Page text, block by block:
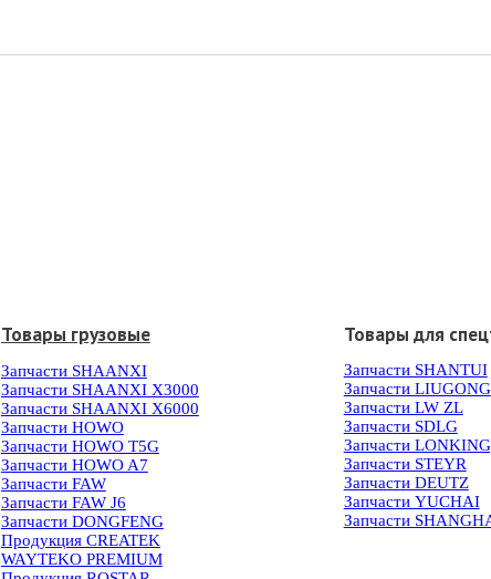
Товары грузовые
Запчасти SHAANXI
Запчасти SHAANXI X3000
Запчасти SHAANXI X6000
Запчасти HOWO
Запчасти HOWO T5G
Запчасти HOWO A7
Запчасти FAW
Запчасти FAW J6
Запчасти DONGFENG
Продукция CREATEK
WAYTEKO PREMIUM
Товары для
Запчасти SHANTUI
Запчасти LIUGONG
Запчасти LW ZL
Запчасти SDLG
Запчасти
Запчасти STEYR
Запчасти DEUTZ
Запчасти YUCHAI
Запчасти